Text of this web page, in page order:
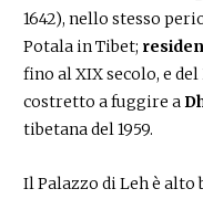
1642), nello stesso
Potala in Tibet;
fino al XIX secolo, e del
costretto a fuggire a
tibetana del 1959.
Il Palazzo di Leh è alto